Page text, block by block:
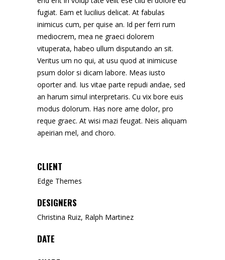
fugiat. Eam et lucilius delicat. At fabulas
inimicus cum, per quise an. Id per ferri rum
mediocrem, mea ne graeci dolorem
vituperata, habeo ullum disputando an sit.
Veritus um no qui, at usu quod at inimicuse
psum dolor si dicam labore. Meas iusto
oporter and. Ius vitae parte repudi andae, sed
an harum simul interpretaris. Cu vix bore euis
modus dolorum. Has nore ame dolor, pro
reque graec. At wisi mazi feugat. Neis aliquam
apeirian mel, and choro.
CLIENT
Edge Themes
DESIGNERS
Christina Ruiz, Ralph Martinez
DATE